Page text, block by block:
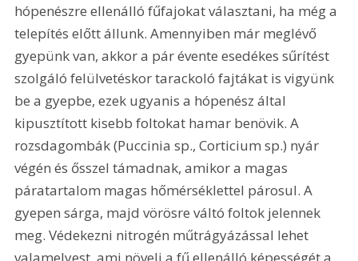
hópenészre ellenálló fűfajokat választani, ha még a
telepítés előtt állunk. Amennyiben már meglévő
gyepünk van, akkor a pár évente esedékes sűrítést
szolgáló felülvetéskor tarackoló fajtákat is vigyünk
be a gyepbe, ezek ugyanis a hópenész által
kipusztított kisebb foltokat hamar benövik. A
rozsdagombák (Puccinia sp., Corticium sp.) nyár
végén és ősszel támadnak, amikor a magas
páratartalom magas hőmérséklettel párosul. A
gyepen sárga, majd vörösre váltó foltok jelennek
meg. Védekezni nitrogén műtrágyázással lehet
valamelyest, ami növeli a fű ellenálló képességét a